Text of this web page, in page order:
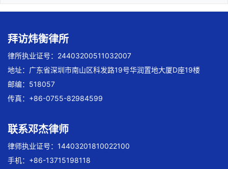
拜访炜衡律所
律所执业证号：24403200511032007
地址：广东省深圳市南山区科发路19号华润置地大厦D座19楼
邮编：518057
传真：+86-0755-82984599
联系邓杰律师
律师执业证号：14403201810022100
手机：+86-13715198118